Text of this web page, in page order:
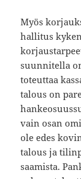
Myös
hallitus
suunnitella
toteuttaa
talous on
vain osan
ole edes
talous ja
saamista.